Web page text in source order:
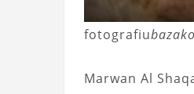
fotografiu
Marwan Al